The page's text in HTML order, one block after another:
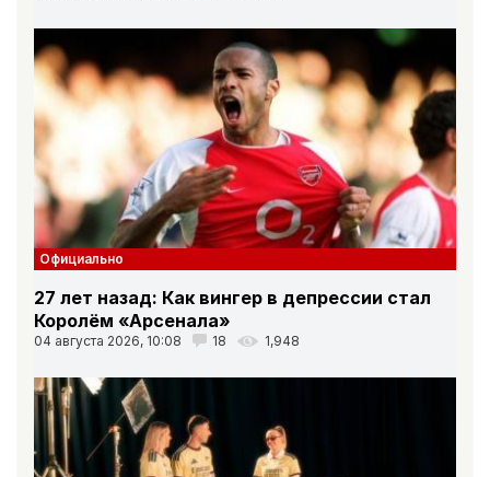
Официально
27 лет назад: Как вингер в депрессии стал
Королём «Арсенала»
04 августа 2026, 10:08 18 1,948